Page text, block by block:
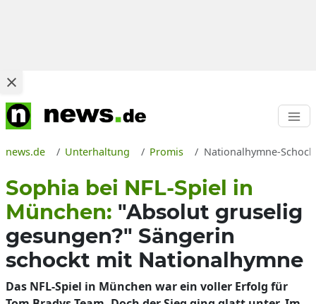
news.de Unterhaltung Promis Nationalhymne-
Sophia bei NFL-Spiel in
München: "Absolut gruselig
gesungen?" Sängerin
schockt mit Nationalhymne
Das NFL-Spiel in München war ein voller Erfolg für